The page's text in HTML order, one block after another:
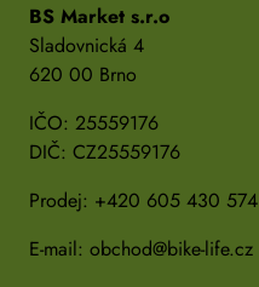
BS Market s.r.o
Sladovnická 4
620 00 Brno
IČO: 25559176
DIČ: CZ25559176
Prodej: +420 605 430 574
E-mail: obchod@bike-life.cz